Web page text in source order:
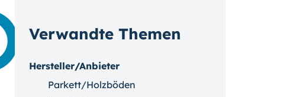
Verwandte Themen
Hersteller/Anbieter
Parkett/Holzböden